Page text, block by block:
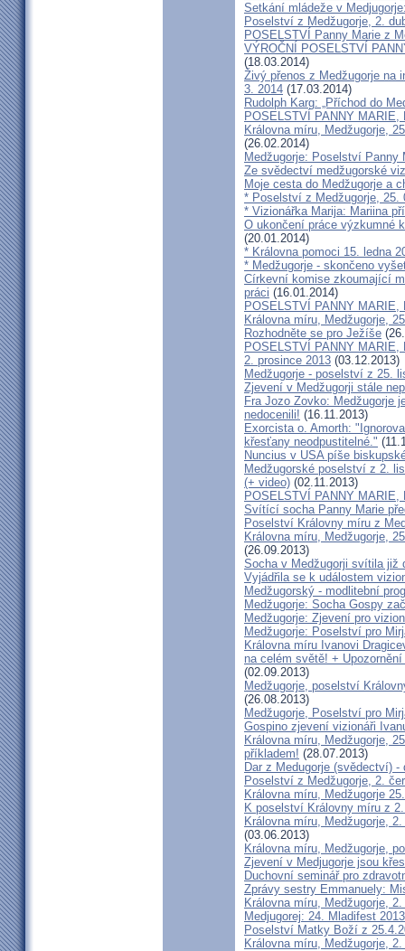
Setkání mládeže v
Poselství z Medžugorje, 2.
POSELSTVÍ Panny Marie z
VÝROČNÍ POSELSTVÍ
(18.03.2014)
Živý přenos z Medžugorje na
3. 2014 (17.03.2014)
Rudolph Karg: „Příchod do
POSELSTVÍ PANNY
Královna míru, Medžugorje,
(26.02.2014)
Medžugorje: Poselství
Ze svědectví medžugorské
Moje cesta do Medžugorje a
* Poselství z Medžugorje, 25.
* Vizionářka Marija: Mariina
O ukončení práce výzkumné
(20.01.2014)
* Královna pomoci 15. ledna
* Medžugorje - skončeno
Církevní komise zkoumající
práci (16.01.2014)
POSELSTVÍ PANNY
Královna míru, Medžugorje,
Rozhodněte se pro Ježíše
POSELSTVÍ PANNY MARIE,
2. prosince 2013 (03.12.2013)
Medžugorje - poselství z 25.
Zjevení v Medžugorji stále
Fra Jozo Zovko: Medžugorje
nedocenili! (16.11.2013)
Exorcista o. Amorth:
křesťany neodpustitelné."
Nuncius v USA píše
Medžugorské poselství z 2.
(+ video) (02.11.2013)
POSELSTVÍ PANNY
Svítící socha Panny Marie
Poselství Královny míru z
Královna míru, Medžugorje,
(26.09.2013)
Socha v Medžugorji svítila již
Vyjádřila se k událostem
Medžugorský - modlitební
Medžugorje: Socha Gospy
Medžugorje: Zjevení pro
Medžugorje: Poselství pro
Královna míru Ivanovi
na celém světě! +
(02.09.2013)
Medžugorje, poselství
(26.08.2013)
Medžugorje, Poselství pro
Gospino zjevení vizionáři
Královna míru, Medžugorje,
příkladem! (28.07.2013)
Dar z Medugorje (svědectví) -
Poselství z Medžugorje, 2.
Královna míru, Medžugorje
K poselství Královny míru z
Královna míru, Medžugorje,
(03.06.2013)
Královna míru, Medžugorje,
Zjevení v Medjugorje jsou
Duchovní seminář pro
Zprávy sestry Emmanuely:
Královna míru, Medžugorje,
Medjugorej: 24. Mladifest 2013
Poselství Matky Boží z
Královna míru, Medžugorje,